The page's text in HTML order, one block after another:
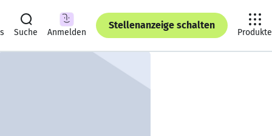
Suche Anmelden
Stellenanzeige schalten
Produkte